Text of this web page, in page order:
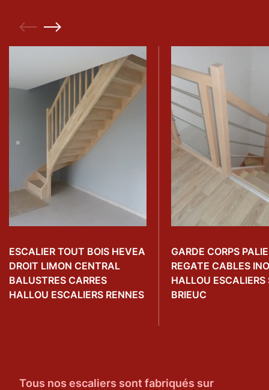
ESCALIER TOUT BOIS HEVEA
DROIT LIMON CENTRAL
BALUSTRES CARRES
HALLOU ESCALIERS RENNES
GARDE CORPS
REGATE CABLES
HALLOU ESCALIERS
BRIEUC
Tous nos escaliers sont fabriqués sur